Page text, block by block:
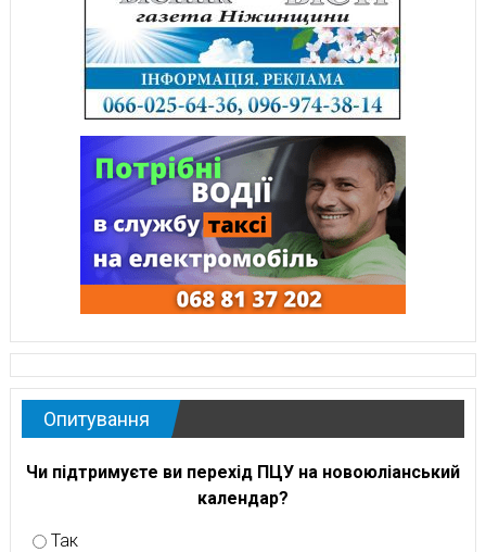
Опитування
Чи підтримуєте ви перехід ПЦУ на новоюліанський
календар?
Так